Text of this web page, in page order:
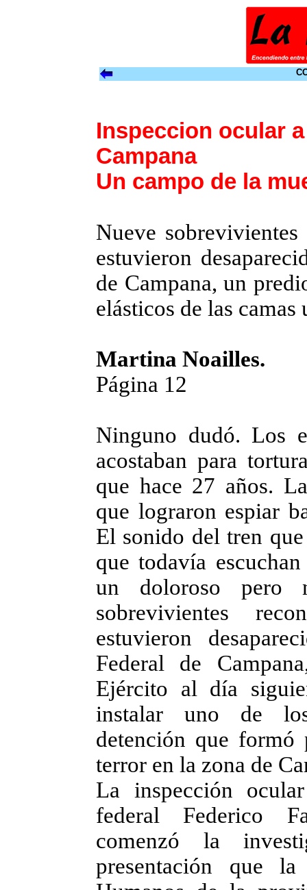
Inspeccion ocular
Campana
Un campo de la
Nueve
estuvieron
de Campana, un
elásticos de las camas
Martina Noailles.
Página 12
Ninguno dudó. Los
acostaban para
que hace 27 años.
que lograron espiar
El sonido del tren
que todavía
un doloroso pero
sobrevivientes
estuvieron
Federal de
Ejército al día
instalar uno de
detención que
terror en la zona de
La inspección
federal Federico
comenzó la
presentación que la